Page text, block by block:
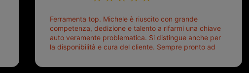
Ferramenta top. Michele è riuscito con grande
competenza, dedizione e talento a rifarmi una chiave
auto veramente problematica. Si distingue anche per
la disponibilità e cura del cliente. Sempre pronto ad